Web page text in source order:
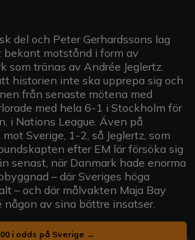
del och Peter Gerhardssons lag
motstånd i form av
som tränas av Andrée Jeglertz.
historien inte ska upprepa sig och
från senaste mötena med
med hela 6-1 i Stockholm för
i Nations League. Även på
Sverige, 1-2, så Jeglertz, som
efter EM lär försöka sig
senast, när Danmark hade enorma
– där Sveriges höga
– och där målvakten Maja Bay
någon av sina bättre insatser.
i odds på Sverige →